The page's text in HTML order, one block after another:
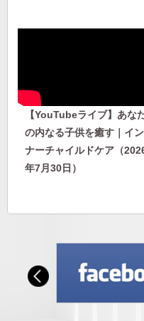
【YouTubeライブ】あな
の内なる子供を癒す｜イン
ナーチャイルドケア（
年7月30日）
自分に優しくなれない人に